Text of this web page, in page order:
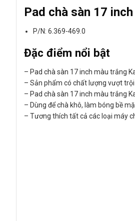
Pad chà sàn 17
P/N: 6.369-469.0
Đặc điểm nổi bật
– Pad chà sàn 17 inch màu trắng
– Sản phẩm có chất lượng vượt
– Pad chà sàn 17 inch màu trắng
– Dùng để chà khô, làm bóng bề
– Tương thích tất cả các loại máy